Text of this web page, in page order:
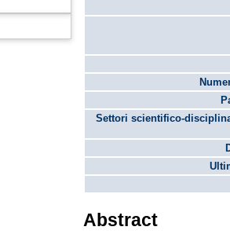
Settori scientifico-
Abstract